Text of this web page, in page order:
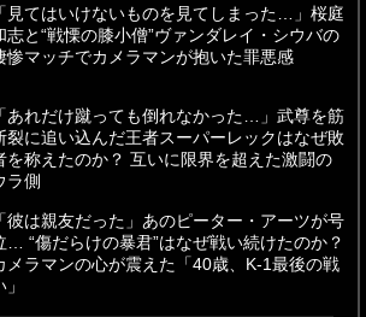
「見てはいけないものを見てしまった…」桜庭
志と“戦慄の膝小僧”ヴァンダレイ・シウバの
惨マッチでカメラマンが抱いた罪悪感
「あれだけ蹴っても倒れなかった…」武尊を筋
裂に追い込んだ王者スーパーレックはなぜ敗
を称えたのか？ 互いに限界を超えた激闘の
ラ側
「彼は親友だった」あのピーター・アーツが号
… “傷だらけの暴君”はなぜ戦い続けたのか？
メラマンの心が震えた「40歳、K-1最後の戦
」